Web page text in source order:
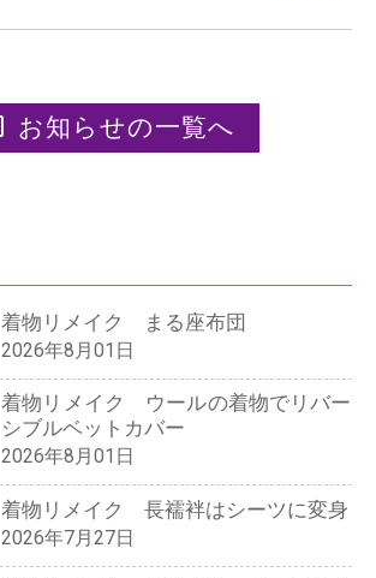
お知らせの一覧へ
着物リメイク まる座布団
2026年8月01日
着物リメイク ウールの着物でリバー
シブルベットカバー
2026年8月01日
着物リメイク 長襦袢はシーツに変身
2026年7月27日